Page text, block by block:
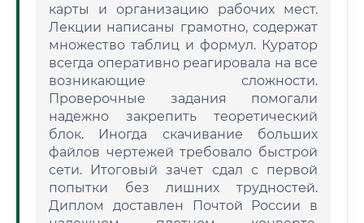
карты и организацию рабочих мест.
Лекции написаны грамотно, содержат
множество таблиц и формул. Куратор
всегда оперативно реагировала на все
возникающие сложности.
Проверочные задания помогали
надежно закрепить теоретический
блок. Иногда скачивание больших
файлов чертежей требовало быстрой
сети. Итоговый зачет сдал с первой
попытки без лишних трудностей.
Диплом доставлен Почтой России в